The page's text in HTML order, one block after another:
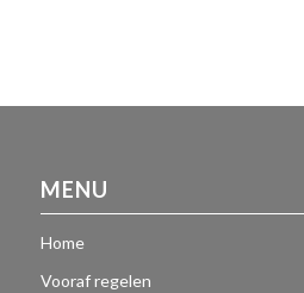
MENU
Home
Vooraf regelen